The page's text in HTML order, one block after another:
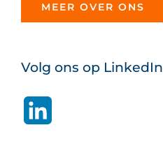
MEER OVER ONS
Volg ons op LinkedIn